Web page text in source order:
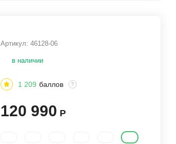
Артикул:46128-06
в наличии
1 209 баллов ?
120 990 Р